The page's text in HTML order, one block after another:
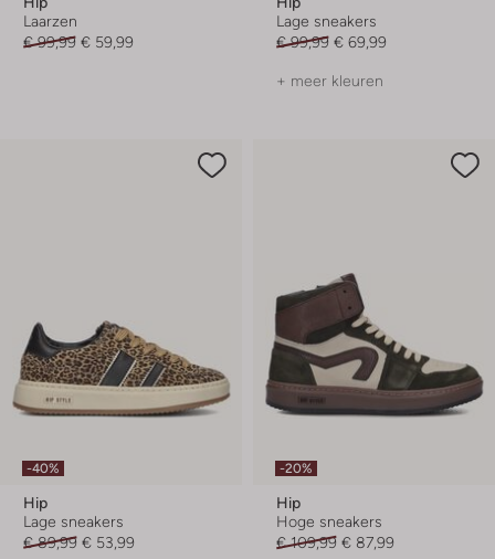
Laarzen
€ 99,99 € 59,99
Lage sneakers
€ 99,99 € 69,99
+ meer kleuren
-40%
Hip
Lage sneakers
€ 89,99 € 53,99
-20%
Hip
Hoge sneakers
€ 109,99 € 87,99